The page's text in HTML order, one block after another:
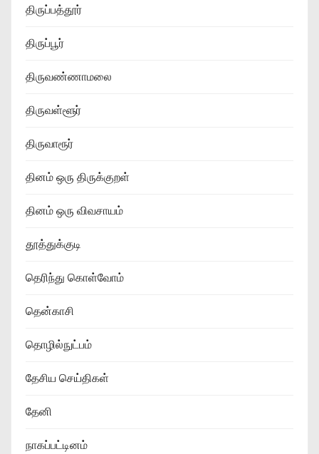
திருப்பத்தூர்
திருப்பூர்
திருவண்ணாமலை
திருவள்ளூர்
திருவாரூர்
தினம் ஒரு திருக்குறள்
தினம் ஒரு விவசாயம்
தூத்துக்குடி
தெரிந்து கொள்வோம்
தென்காசி
தொழில்நுட்பம்
தேசிய செய்திகள்
தேனி
நாகப்பட்டினம்